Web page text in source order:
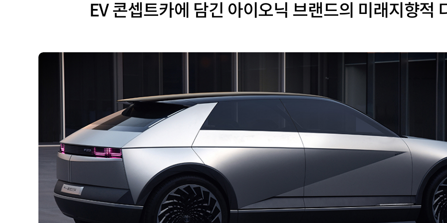
EV 콘셉트카에 담긴 아이오닉 브랜드의 미래지향적